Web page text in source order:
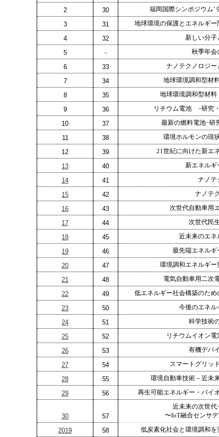
2 30 福岡国際シンポジウム’
3 31 地球環境の保護とエネルギ
4 32 新しい分
5 - 秋季年会
6 33 ナノテクノロジ
7 34 地球環境調和型材
8 35 地球環境調和型材
9 36 リチウム電池 −研究
10 37 最新の燃料電池−研
11 38 環境ホルモンの現
12 39 21世紀に向けた新エ
13 40 新エネル
14 41 ナノテ
15 42 ナノテ
16 43 次世代自動車用
17 44 次世代民
18 45 近未来のエネ
19 46 最先端エネル
20 47 環境調和エネルギ
21 48 電気自動車用二次
22 49 低エネルギー社会構築のた
23 50 今後のエネル
24 51 科学技術
25 52 リチウムイオン
26 53 有機デバ
27 54 スマートグリッ
28 55 環境自動車技術－近未
29 56 再生可能エネルギー・バイ
30 57
近未来の次世
〜IoT融合センサ
2019 58 低炭素化社会と環境調和